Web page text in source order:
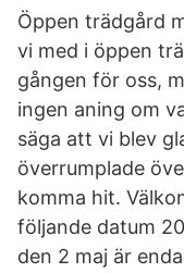
Öppen trädgård
vi med i öppen
gången för oss,
ingen aning om
säga att vi blev
överrumplade
komma hit.
följande datum
den 2 maj är